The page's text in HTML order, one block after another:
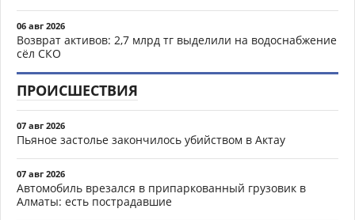
06 авг 2026
Возврат активов: 2,7 млрд тг выделили на водоснабжение
сёл СКО
ПРОИСШЕСТВИЯ
07 авг 2026
Пьяное застолье закончилось убийством в Актау
07 авг 2026
Автомобиль врезался в припаркованный грузовик в
Алматы: есть пострадавшие